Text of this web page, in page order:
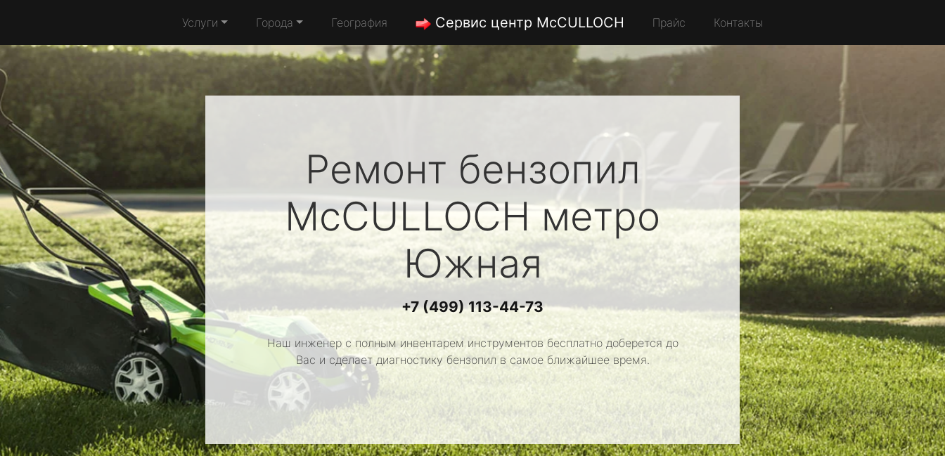
Услуги Города География Сервис центр McCULLOCH Прайс Контакты
Ремонт бензопил
McCULLOCHметро
Южная
+7 (499) 113-44-73
Наш инженер с полным инвентарем инструментов бесплатно доберется до
Вас и сделает диагностику бензопил в самое ближайшее время.